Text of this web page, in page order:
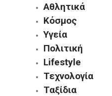
Αθλητικά
Κόσμος
Υγεία
Πολιτική
Lifestyle
Τεχνολογία
Ταξίδια